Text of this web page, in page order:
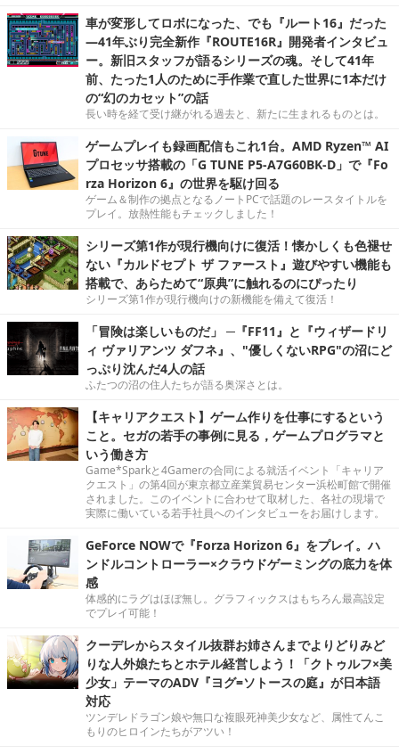
車が変形してロボになった、でも『ルート16』だった
―41年ぶり完全新作『ROUTE16R』開発者インタビュ
ー。新旧スタッフが語るシリーズの魂。そして41年
前、たった1人のために手作業で直した世界に1本だけ
の“幻のカセット”の話
長い時を経て受け継がれる過去と、新たに生まれるものとは。
ゲームプレイも録画配信もこれ1台。AMD Ryzen™ AI
プロセッサ搭載の「G TUNE P5-A7G60BK-D」で『Fo
rza Horizon 6』の世界を駆け回る
ゲーム＆制作の拠点となるノートPCで話題のレースタイトルを
プレイ。放熱性能もチェックしました！
シリーズ第1作が現行機向けに復活！懐かしくも色褪せ
ない『カルドセプト ザ ファースト』遊びやすい機能も
搭載で、あらためて“原典”に触れるのにぴったり
シリーズ第1作が現行機向けの新機能を備えて復活！
「冒険は楽しいものだ」 ─『FF11』と『ウィザードリ
ィ ヴァリアンツ ダフネ』、"優しくないRPG"の沼にど
っぷり沈んだ4人の話
ふたつの沼の住人たちが語る奥深さとは。
【キャリアクエスト】ゲーム作りを仕事にするという
こと。セガの若手の事例に見る，ゲームプログラマと
いう働き方
Game*Sparkと4Gamerの合同による就活イベント「キャリア
クエスト」の第4回が東京都立産業貿易センター浜松町館で開催
されました。このイベントに合わせて取材した、各社の現場で
実際に働いている若手社員へのインタビューをお届けします。
GeForce NOWで『Forza Horizon 6』をプレイ。ハ
ンドルコントローラー×クラウドゲーミングの底力を体
感
体感的にラグはほぼ無し。グラフィックスはもちろん最高設定
でプレイ可能！
クーデレからスタイル抜群お姉さんまでよりどりみど
りな人外娘たちとホテル経営しよう！「クトゥルフ×美
少女」テーマのADV『ヨグ=ソトースの庭』が日本語
対応
ツンデレドラゴン娘や無口な複眼死神美少女など、属性てんこ
もりのヒロインたちがアツい！